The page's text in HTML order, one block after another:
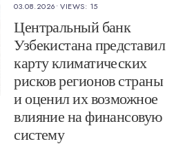
03.08.2026•VIEWS: 15
Центральный банк
Узбекистана представил
карту климатических
рисков регионов страны
и оценил их возможное
влияние на финансовую
систему